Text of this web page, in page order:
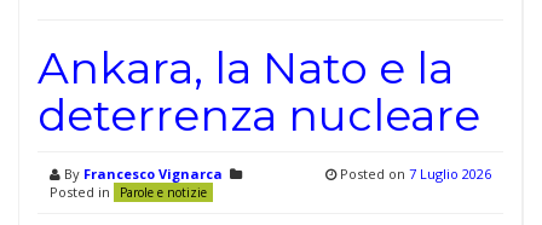
Ankara, la Nato e la
deterrenza nucleare
By Francesco Vignarca
Posted in
Parole e notizie
Posted on 7 Luglio 2026